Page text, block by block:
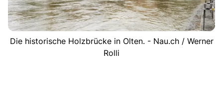
Die historische Holzbrücke in Olten. - Nau.ch / Werner
Rolli